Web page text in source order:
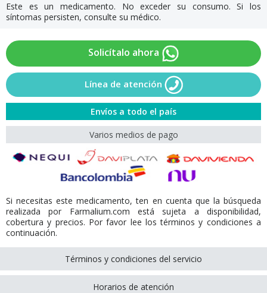
Este es un medicamento. No exceder su consumo. Si los
síntomas persisten, consulte su médico.
Solicítalo ahora
Línea de atención
Envíos a todo el país
Varios medios de pago
Si necesitas este medicamento, ten en cuenta que la búsqueda
realizada por Farmalium.com está sujeta a disponibilidad,
cobertura y precios. Por favor lee los términos y condiciones a
continuación.
Términos y condiciones del servicio
Horarios de atención